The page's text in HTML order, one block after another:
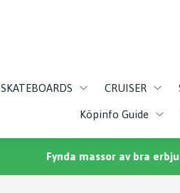
SKATEBOARDS CRUISER
Köpinfo Guide
Fynda massor av bra